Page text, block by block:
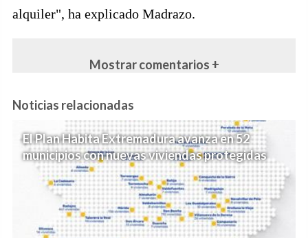
alquiler", ha explicado Madrazo.
Mostrar comentarios +
Noticias relacionadas
El Plan Habita Extremadura avanza en 52
municipios con nuevas viviendas protegidas